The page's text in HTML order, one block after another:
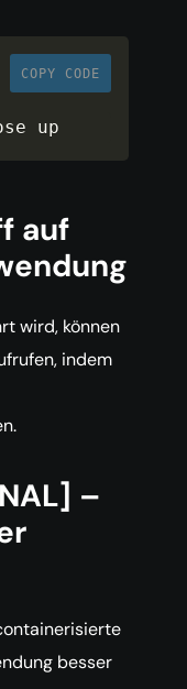
COPY CODE
up
auf
wird, können
indem
–
besser